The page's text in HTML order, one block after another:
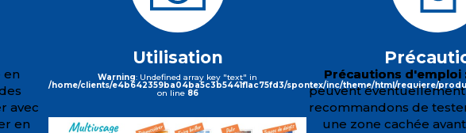
en
avec
en
Utilisation
Warning: Undefined array key "text" in
/home/clients/e4b642359ba04ba5c3b5441f1ac75fd3/spontex/inc/theme/html/requiere/
on line 86
Précautions d'emploi
peuvent
recommandons de
une zone cachée